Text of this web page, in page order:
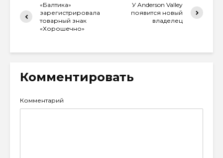
«Балтика»
зарегистрировала
товарный знак
«Хорошечно»
У Anderson Valley
появится новый
владелец
Комментировать
Комментарий